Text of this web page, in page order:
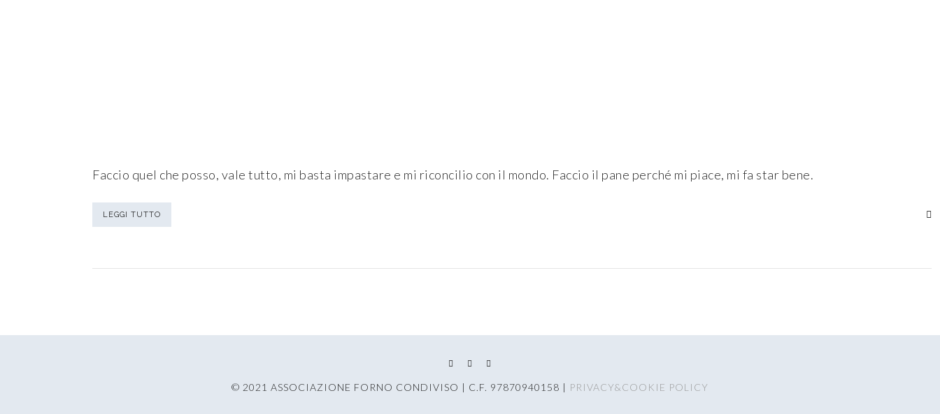
Faccio quel che posso, vale tutto, mi basta impastare e mi riconcilio con il mondo. Faccio il pane perché mi piace, mi fa star bene.
LEGGI TUTTO
© 2021 ASSOCIAZIONE FORNO CONDIVISO | C.F. 97870940158 | PRIVACY&COOKIE POLICY